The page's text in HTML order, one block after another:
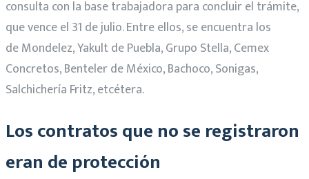
consulta con la base trabajadora para concluir el trámite,
que vence el 31 de julio. Entre ellos, se encuentra los
de Mondelez, Yakult de Puebla, Grupo Stella, Cemex
Concretos, Benteler de México, Bachoco, Sonigas,
Salchichería Fritz, etcétera.
Los contratos que no se registraron
eran de protección